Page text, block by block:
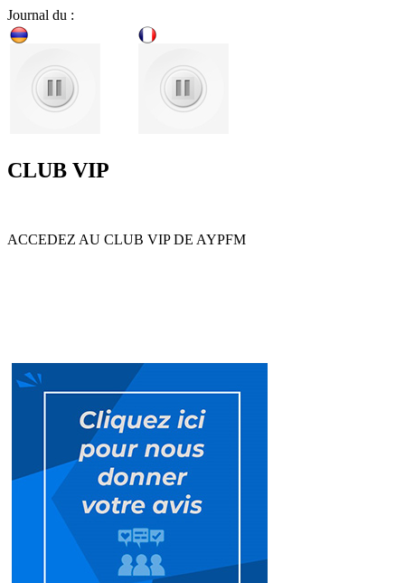
Journal du :
CLUB VIP
ACCEDEZ AU CLUB VIP DE AYPFM